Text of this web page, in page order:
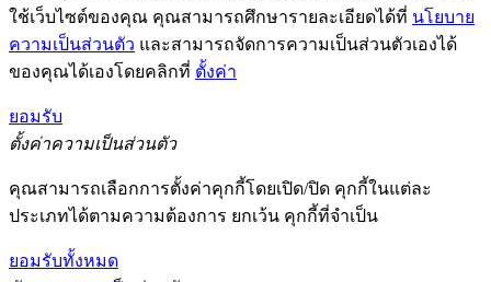
ใช้เว็บไซต์ของคุณ คุณสามารถศึกษารายละเอียดได้ที่ นโยบาย
ความเป็นส่วนตัว และสามารถจัดการความเป็นส่วนตัวเองได้
ของคุณได้เองโดยคลิกที่ ตั้งค่า
ยอมรับ
ตั้งค่าความเป็นส่วนตัว
คุณสามารถเลือกการตั้งค่าคุกกี้โดยเปิด/ปิด คุกกี้ในแต่ละ
ประเภทได้ตามความต้องการ ยกเว้น คุกกี้ที่จำเป็น
ยอมรับทั้งหมด